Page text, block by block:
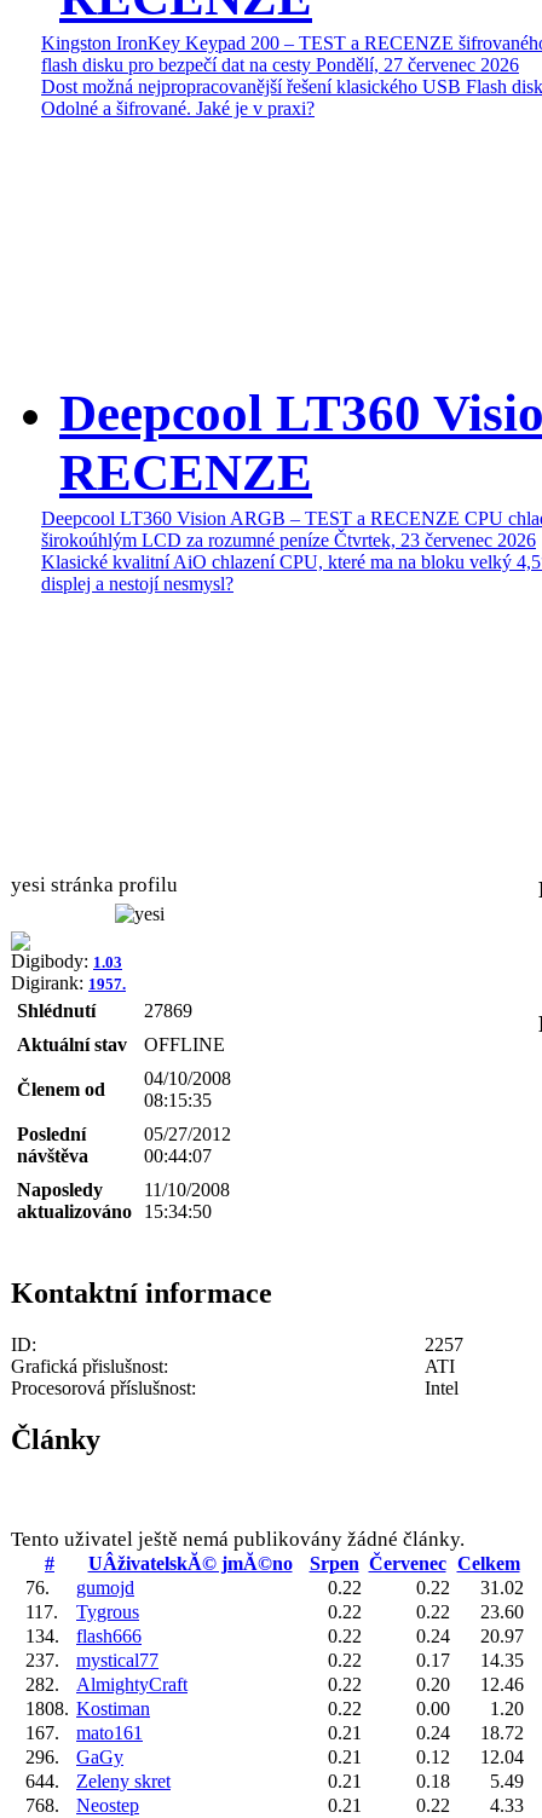
Kingston IronKey Keypad 200 – TEST a RECENZE
flash disku pro bezpečí dat na cesty Pondělí, 27 červenec 2026
Dost možná nejpropracovanější řešení klasického USB Flash
Odolné a šifrované. Jaké je v praxi?
Deepcool LT360
RECENZE
Deepcool LT360 Vision ARGB – TEST a RECENZE CPU
širokoúhlým LCD za rozumné peníze Čtvrtek, 23 červenec 2026
Klasické kvalitní AiO chlazení CPU, které ma na bloku velký
displej a nestojí nesmysl?
yesi stránka profilu
Digibody: 1.03
Digirank: 1957.
Shlédnutí
27869
Aktuální stav
OFFLINE
Členem od
04/10/2008
08:15:35
Poslední
návštěva
05/27/2012
00:44:07
Naposledy
aktualizováno
11/10/2008
15:34:50
Kontaktní informace
ID:
2257
Grafická přislušnost:
ATI
Procesorová příslušnost:
Intel
Články
Tento uživatel ještě nemá publikovány žádné články.
# UÂživatelskĂ© jmĂ©no Srpen Červenec Celkem
76.
gumojd 0.22 0.22
31.02
117.
Tygrous 0.22 0.22
23.60
134.
flash666 0.22 0.24
20.97
237.
mystical77 0.22 0.17
14.35
282.
AlmightyCraft 0.22 0.20
12.46
1808. Kostiman 0.22 0.00
1.20
167.
mato161 0.21 0.24
18.72
296.
GaGy 0.21 0.12
12.04
644.
Zeleny skret 0.21 0.18
5.49
768.
Neostep 0.21 0.22
4.33